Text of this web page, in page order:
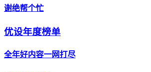
谢绝帮个忙
优设年度榜单
全年好内容一网打尽